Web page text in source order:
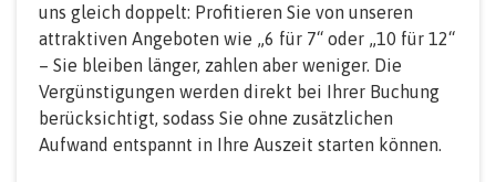
uns gleich doppelt: Profitieren Sie von unseren
attraktiven Angeboten wie „6 für 7“ oder „10 für 12“
– Sie bleiben länger, zahlen aber weniger. Die
Vergünstigungen werden direkt bei Ihrer Buchung
berücksichtigt, sodass Sie ohne zusätzlichen
Aufwand entspannt in Ihre Auszeit starten können.